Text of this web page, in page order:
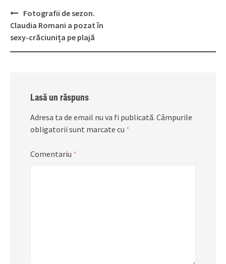
Post
navigation
Fotografii de sezon.
Claudia Romani a pozat în
sexy-crăciunița pe plajă
Lasă un răspuns
Adresa ta de email nu va fi publicată. Câmpurile
obligatorii sunt marcate cu *
Comentariu *